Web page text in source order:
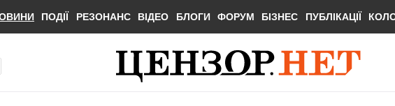
ПОДІЇ РЕЗОНАНС ВІДЕО БЛОГИ ФОРУМ БІЗНЕС ПУБЛІКАЦІЇ